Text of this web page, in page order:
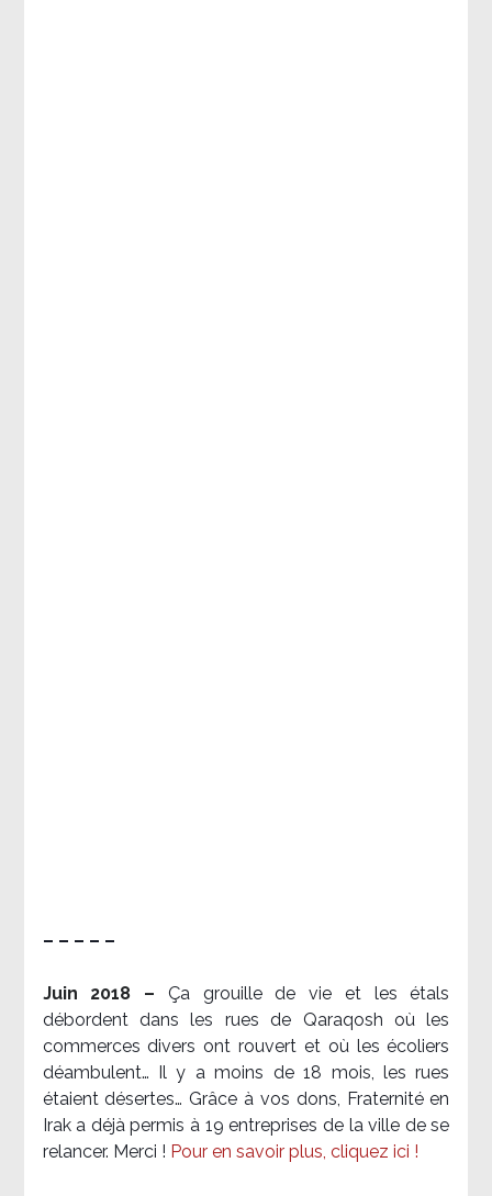
– – – – –
Juin 2018 – Ça grouille de vie et les étals
débordent dans les rues de Qaraqosh où les
commerces divers ont rouvert et où les écoliers
déambulent… Il y a moins de 18 mois, les rues
étaient désertes… Grâce à vos dons, Fraternité en
Irak a déjà permis à 19 entreprises de la ville de se
relancer. Merci ! Pour en savoir plus, cliquez ici !